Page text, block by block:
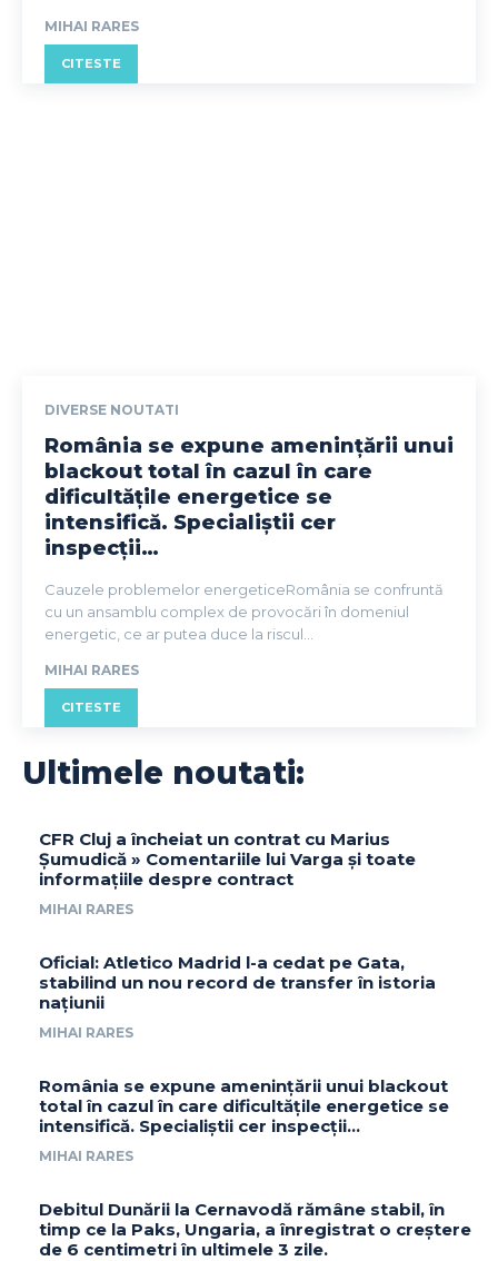
MIHAI RARES
CITESTE
DIVERSE NOUTATI
România se expune amenințării unui
blackout total în cazul în care
dificultățile energetice se
intensifică. Specialiștii cer
inspecții…
Cauzele problemelor energeticeRomânia se confruntă
cu un ansamblu complex de provocări în domeniul
energetic, ce ar putea duce la riscul...
MIHAI RARES
CITESTE
Ultimele noutati:
CFR Cluj a încheiat un contrat cu Marius
Șumudică » Comentariile lui Varga și toate
informațiile despre contract
MIHAI RARES
Oficial: Atletico Madrid l-a cedat pe Gata,
stabilind un nou record de transfer în istoria
națiunii
MIHAI RARES
România se expune amenințării unui blackout
total în cazul în care dificultățile energetice se
intensifică. Specialiștii cer inspecții…
MIHAI RARES
Debitul Dunării la Cernavodă rămâne stabil, în
timp ce la Paks, Ungaria, a înregistrat o creștere
de 6 centimetri în ultimele 3 zile.